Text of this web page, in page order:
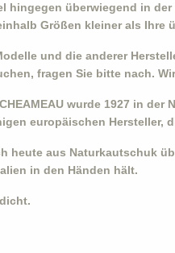
hingegen überwiegend in
Größen kleiner als
und die anderer
fragen Sie bitte nach.
wurde 1927 in
europäischen
heute aus Naturkautschuk
in den Händen hält.